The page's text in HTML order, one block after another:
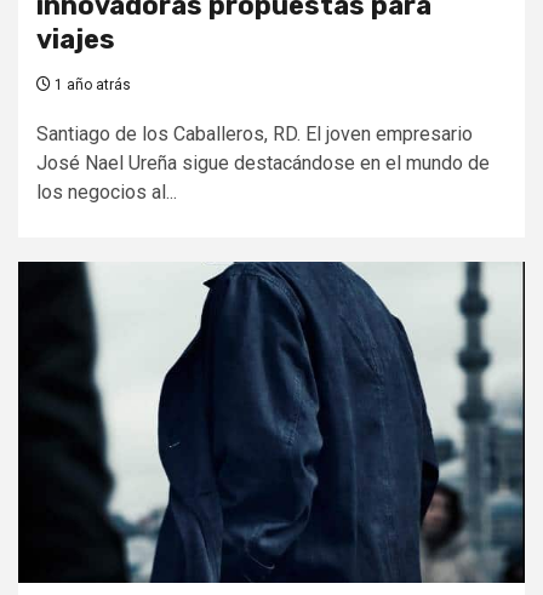
viajes
1 año atrás
Santiago de los Caballeros, RD. El joven empresario
José Nael Ureña sigue destacándose en el mundo de
los negocios al...